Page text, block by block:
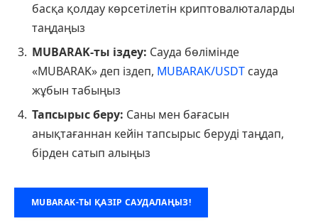
басқа қолдау көрсетілетін криптовалюталарды
таңдаңыз
MUBARAK-ты іздеу: Сауда бөлімінде
«MUBARAK» деп іздеп, MUBARAK/USDT сауда
жұбын табыңыз
Тапсырыс беру: Саны мен бағасын
анықтағаннан кейін тапсырыс беруді таңдап,
бірден сатып алыңыз
MUBARAK-ТЫ ҚАЗІР САУДАЛАҢЫЗ!